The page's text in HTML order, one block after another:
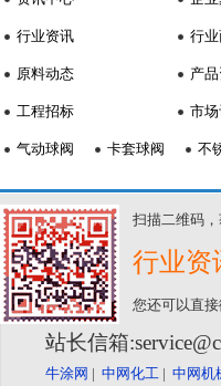
行业资讯
原料动态
工程招标
行
产
市
气动球阀 卡套球阀 不
扫描二维码
行业资
您还可以直
站长信箱
牛涂网 | 中网化工 | 中网机